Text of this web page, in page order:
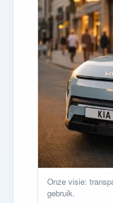
Onze visie:
gebruik.